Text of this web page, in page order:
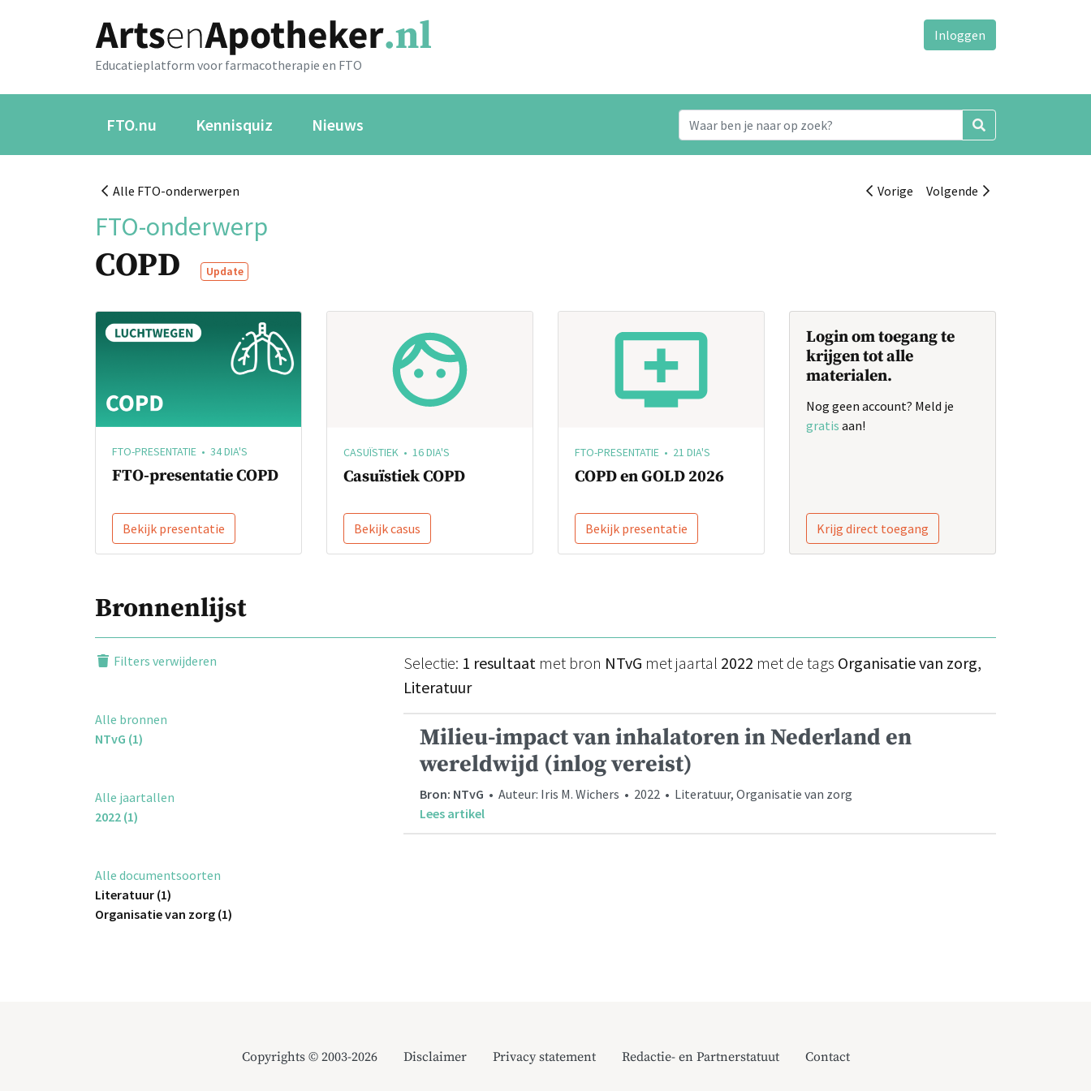
Educatieplatform voor farmacotherapie en FTO
Inloggen
FTO.nu Kennisquiz Nieuws
Alle FTO-onderwerpen Vorige Volgende
FTO-onderwerp
COPD Update
FTO-PRESENTATIE • 34 DIA'S
FTO-presentatie COPD
Bekijk presentatie
CASUÏSTIEK • 16 DIA'S
Casuïstiek COPD
Bekijk casus
FTO-PRESENTATIE • 21 DIA'S
COPD en GOLD 2026
Bekijk presentatie
Login om toegang te
krijgen tot alle
materialen.
Nog geen account? Meld je
gratis aan!
Krijg direct toegang
Bronnenlijst
Filters verwijderen
Alle bronnen
NTvG (1)
Alle jaartallen
2022 (1)
Alle documentsoorten
Literatuur (1)
Organisatie van zorg (1)
Selectie: 1 resultaat met bron NTvG met jaartal 2022 met de tags Organisatie van zorg,
Literatuur
Milieu-impact van inhalatoren in Nederland en
wereldwijd (inlog vereist)
Bron: NTvG • Auteur: Iris M. Wichers • 2022 • Literatuur, Organisatie van zorg
Lees artikel
Copyrights © 2003-2026 Disclaimer Privacy statement Redactie- en Partnerstatuut Contact